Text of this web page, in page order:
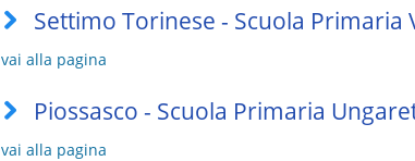
Settimo Torinese - Scuola Primaria
vai alla pagina
Piossasco - Scuola Primaria
vai alla pagina